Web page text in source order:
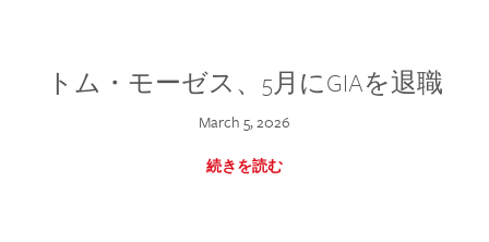
トム・モーゼス、5月にGIAを退職
March 5, 2026
続きを読む